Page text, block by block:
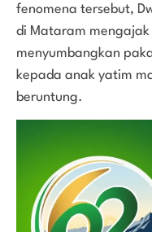
fenomena tersebut,
di Mataram
menyumbangkan
kepada anak yatim
beruntung.